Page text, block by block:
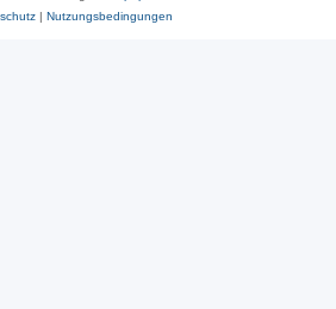
| Nutzungsbedingungen